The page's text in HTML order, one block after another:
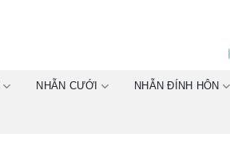
NHẪN CƯỚI NHẪN ĐÍNH HÔN